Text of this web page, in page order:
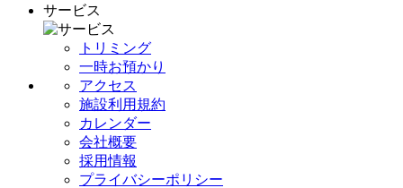
サービス
トリミング
一時お預かり
アクセス
施設利用規約
カレンダー
会社概要
採用情報
プライバシーポリシー